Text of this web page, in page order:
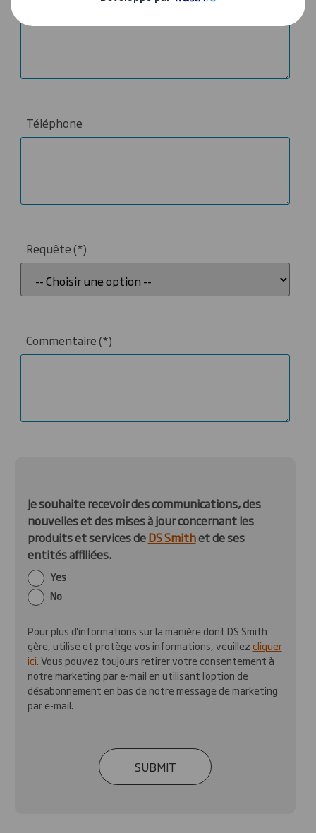
Téléphone
Requête
Commentaire
Je souhaite recevoir des communications, des
nouvelles et des mises à jour concernant les
produits et services deDS Smithet de ses
entités affiliées.
Yes
No
Pour plus d'informations sur la manière dont DS Smith
gère, utilise et protège vos informations, veuillezcliquer
ici. Vous pouvez toujours retirer votre consentement à
notre marketing par e-mail en utilisant l'option de
désabonnement en bas de notre message de marketing
par e-mail.
SUBMIT